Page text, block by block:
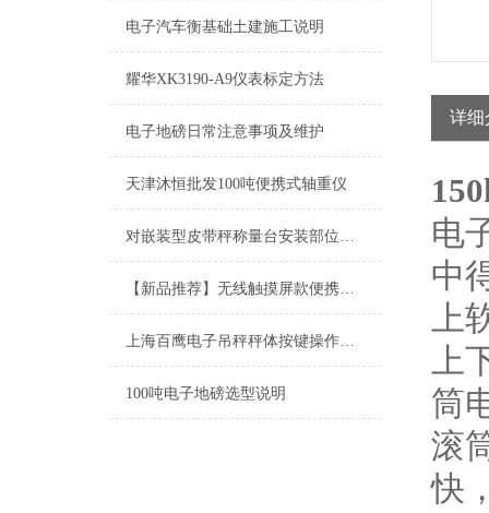
电子汽车衡基础土建施工说明
耀华XK3190-A9仪表标定方法
电子地磅日常注意事项及维护
天津沐恒批发100吨便携式轴重仪
对嵌装型皮带秤称量台安装部位的要求
【新品推荐】无线触摸屏款便携式称重仪
上海百鹰电子吊秤秤体按键操作说明
100吨电子地磅选型说明
详细
电
中
上
上
筒
滚
快